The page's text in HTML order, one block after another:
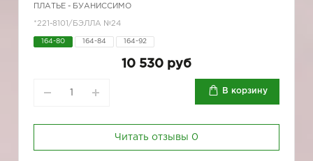
ПЛАТЬЕ - БУАНИССИМО
*221-8101/БЭЛЛА №24
164-80 164-84 164-92
10 530 руб
В корзину
Читать отзывы 0